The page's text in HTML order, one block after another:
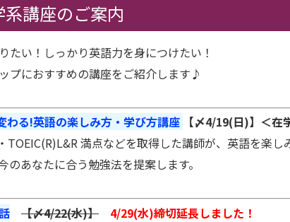
講座のご案内
たい！しっかり英語力を身につけたい！
プにおすすめの講座をご紹介します♪
わる!英語の楽しみ方・学び方講座 【〆4/19(日)】＜在
満点などを取得した講師が、英語を楽し
あなたに合う勉強法を提案します。
【〆4/22(水)】
4/29(水)締切延長しました！